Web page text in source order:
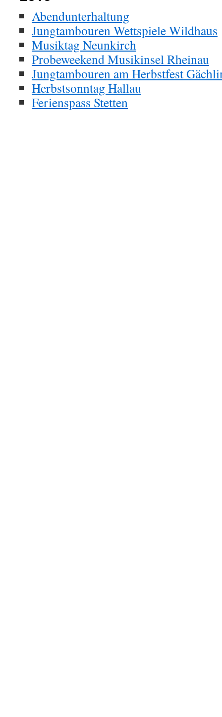
Abendunterhaltung
Jungtambouren Wettspiele Wildhaus
Musiktag Neunkirch
Probeweekend Musikinsel Rheinau
Jungtambouren am Herbstfest
Herbstsonntag Hallau
Ferienspass Stetten